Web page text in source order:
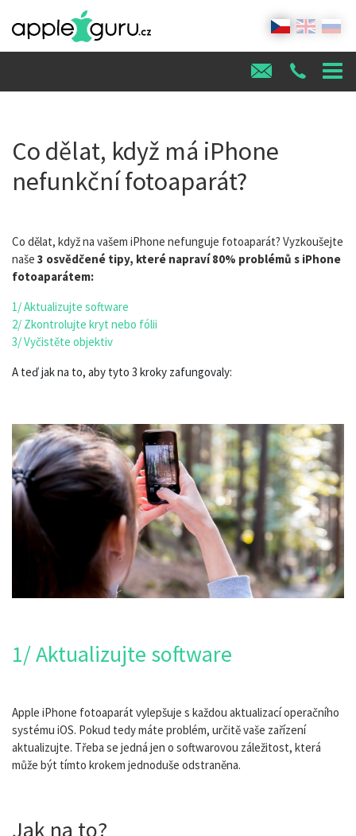
Co dělat, když má iPhone
nefunkční fotoaparát?
Co dělat, když na vašem iPhone nefunguje fotoaparát? Vyzkoušejte
naše 3 osvědčené tipy, které napraví 80% problémů s iPhone
fotoaparátem:
1/ Aktualizujte software
2/ Zkontrolujte kryt nebo fólii
3/ Vyčistěte objektiv
A teď jak na to, aby tyto 3 kroky zafungovaly:
1/ Aktualizujte software
Apple iPhone fotoaparát vylepšuje s každou aktualizací operačního
systému iOS. Pokud tedy máte problém, určitě vaše zařízení
aktualizujte. Třeba se jedná jen o softwarovou záležitost, která
může být tímto krokem jednoduše odstraněna.
Jak na to?